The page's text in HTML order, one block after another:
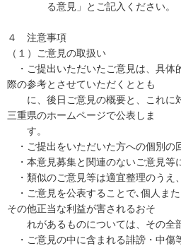
る意見」とご記入ください。
４ 注意事項
（１）ご意見の取扱い
・ご提出いただいたご意見は、具体
際の参考とさせていただくととも
に、後日ご意見の概要と、これに対
三重県のホームページで公表しま
す。
・ご提出をいただいた方への個別の
・本意見募集と関連のないご意見等
・類似のご意見等は適宜整理のうえ
・ご意見を公表することで､個人ま
その他正当な利益が害されるおそ
れがあるものについては、その全部
・ご意見の中に含まれる誹謗・中傷